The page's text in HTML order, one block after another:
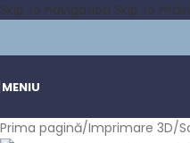
Skip to navigation Skip to
MENIU
Prima pagină/Imprimare 3D/